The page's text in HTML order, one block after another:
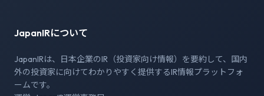
JapanIRについて
JapanIRは、日本企業のIR（投資家向け情報）を要約して、国内
外の投資家に向けてわかりやすく提供するIR情報プラットフォ
ームです。